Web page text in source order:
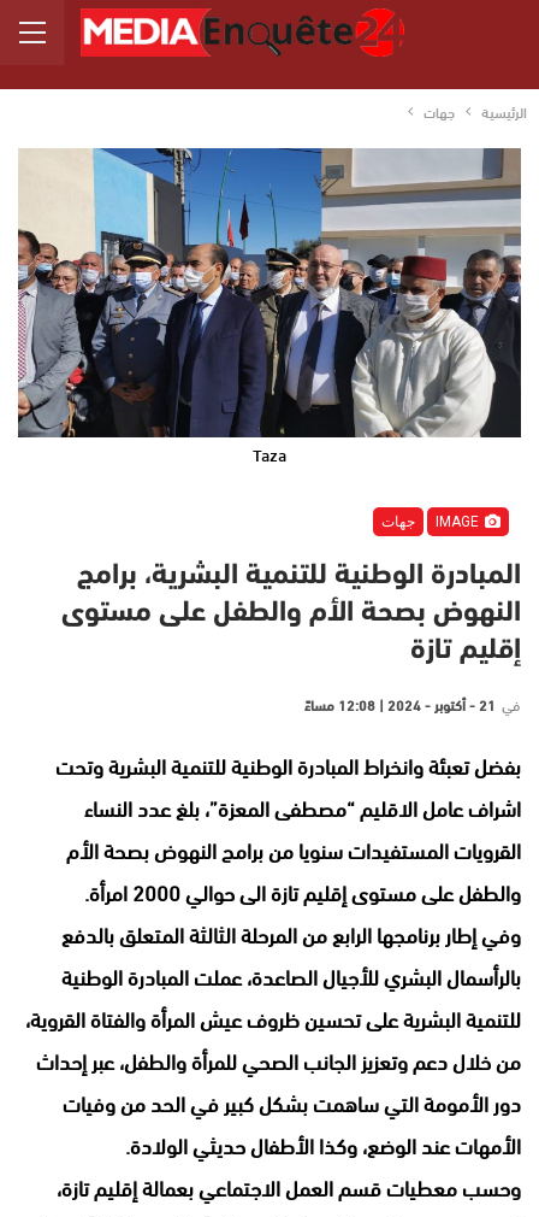
الرئيسية جهات
Taza
جهات
المبادرة الوطنية للتنمية البشرية، برامج
النهوض بصحة الأم والطفل على مستوى
إقليم تازة
في 21 - أكتوبر - 2024 | 12:08 مساءً
بفضل تعبئة وانخراط المبادرة الوطنية للتنمية البشرية وتحت
اشراف عامل الاقليم “مصطفى المعزة”، بلغ عدد النساء
القرويات المستفيدات سنويا من برامج النهوض بصحة الأم
والطفل على مستوى إقليم تازة الى حوالي 2000 امرأة.
وفي إطار برنامجها الرابع من المرحلة الثالثة المتعلق بالدفع
بالرأسمال البشري للأجيال الصاعدة، عملت المبادرة الوطنية
للتنمية البشرية على تحسين ظروف عيش المرأة والفتاة القروية،
من خلال دعم وتعزيز الجانب الصحي للمرأة والطفل، عبر إحداث
دور الأمومة التي ساهمت بشكل كبير في الحد من وفيات
الأمهات عند الوضع، وكذا الأطفال حديثي الولادة.
وحسب معطيات قسم العمل الاجتماعي بعمالة إقليم تازة،